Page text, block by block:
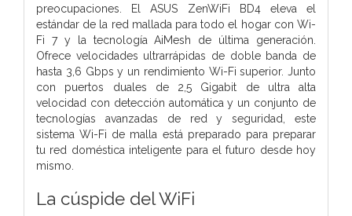
preocupaciones. El ASUS ZenWiFi BD4 eleva el
estándar de la red mallada para todo el hogar con Wi-
Fi 7 y la tecnología AiMesh de última generación.
Ofrece velocidades ultrarrápidas de doble banda de
hasta 3,6 Gbps y un rendimiento Wi-Fi superior. Junto
con puertos duales de 2,5 Gigabit de ultra alta
velocidad con detección automática y un conjunto de
tecnologías avanzadas de red y seguridad, este
sistema Wi-Fi de malla está preparado para preparar
tu red doméstica inteligente para el futuro desde hoy
mismo.
La cúspide del WiFi